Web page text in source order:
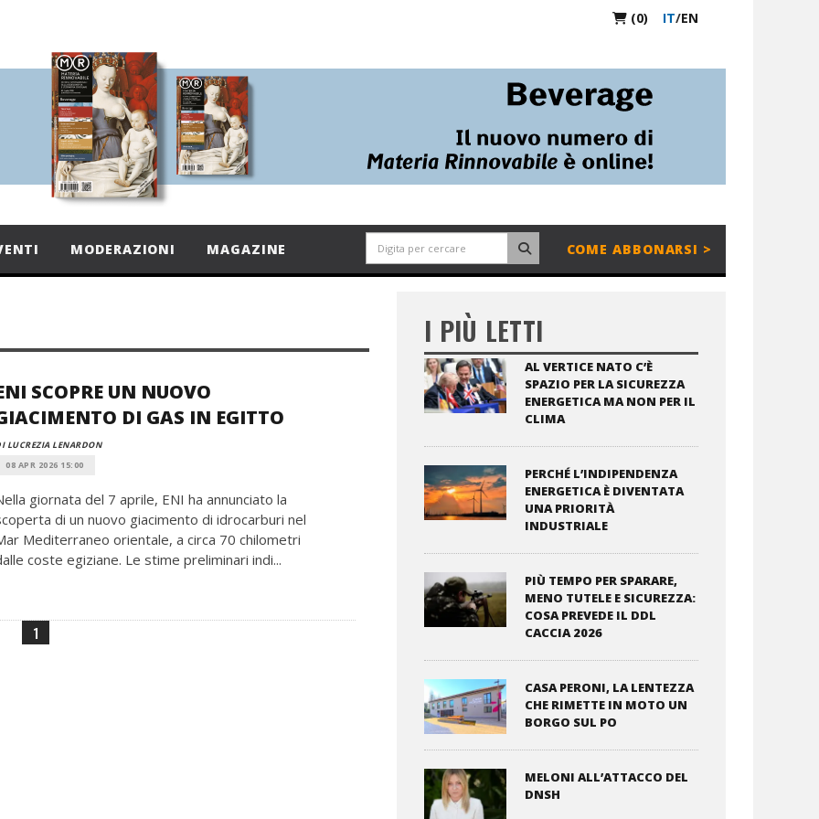
(0) IT/EN
MODERAZIONI MAGAZINE COME ABBONARSI >
SCOPRE UN NUOVO
DI GAS IN EGITTO
LUCREZIA LENARDON
08 APR 2026 15:00
giornata del 7 aprile, ENI ha annunciato la
di un nuovo giacimento di idrocarburi nel
Mediterraneo orientale, a circa 70 chilometri
coste egiziane. Le stime preliminari indi...
1
I PIÙ LETTI
AL VERTICE NATO C’È
SPAZIO PER LA SICUREZZA
ENERGETICA MA NON PER IL
CLIMA
PERCHÉ L’INDIPENDENZA
ENERGETICA È DIVENTATA
UNA PRIORITÀ
INDUSTRIALE
PIÙ TEMPO PER SPARARE,
MENO TUTELE E SICUREZZA:
COSA PREVEDE IL DDL
CACCIA 2026
CASA PERONI, LA LENTEZZA
CHE RIMETTE IN MOTO UN
BORGO SUL PO
MELONI ALL’ATTACCO DEL
DNSH